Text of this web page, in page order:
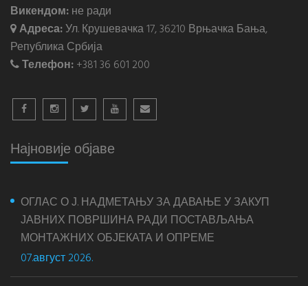
Викендом:не ради
Адреса:Ул. Крушевачка 17, 36210 Врњачка Бања,
Република Србија
Телефон:+381 36 601 200
Најновије објаве
ОГЛАС О Ј. НАДМЕТАЊУ ЗА ДАВАЊЕ У ЗАКУП
ЈАВНИХ ПОВРШИНА РАДИ ПОСТАВЉАЊА
МОНТАЖНИХ ОБЈЕКАТА И ОПРЕМЕ
07.август 2026.